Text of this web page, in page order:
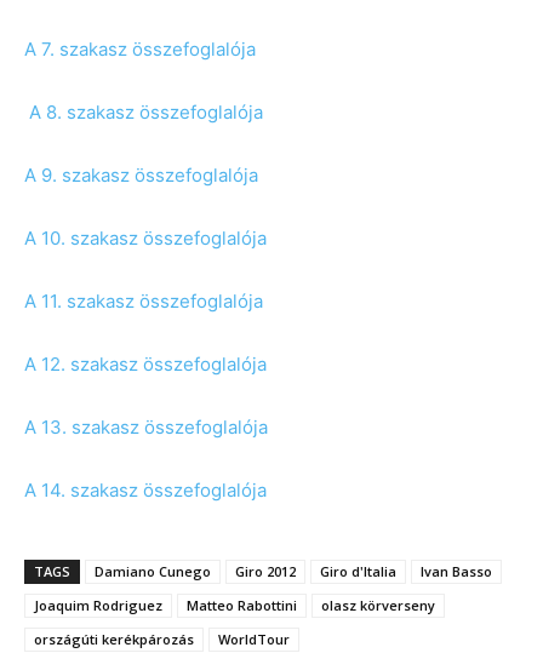
A 7. szakasz összefoglalója
A 8. szakasz összefoglalója
A 9. szakasz összefoglalója
A 10. szakasz összefoglalója
A 11. szakasz összefoglalója
A 12. szakasz összefoglalója
A 13. szakasz összefoglalója
A 14. szakasz összefoglalója
TAGS Damiano Cunego Giro 2012 Giro d'Italia
Ivan Basso
Joaquim Rodriguez
Matteo Rabottini
olasz körverseny
országúti kerékpározás
WorldTour